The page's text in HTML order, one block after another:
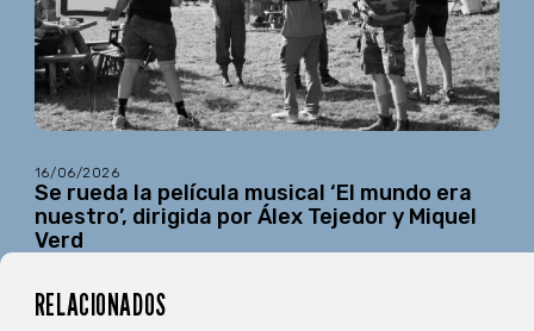
16/06/2026
Se rueda la película musical ‘El mundo era
nuestro’, dirigida por Álex Tejedor y Miquel
Verd
RELACIONADOS